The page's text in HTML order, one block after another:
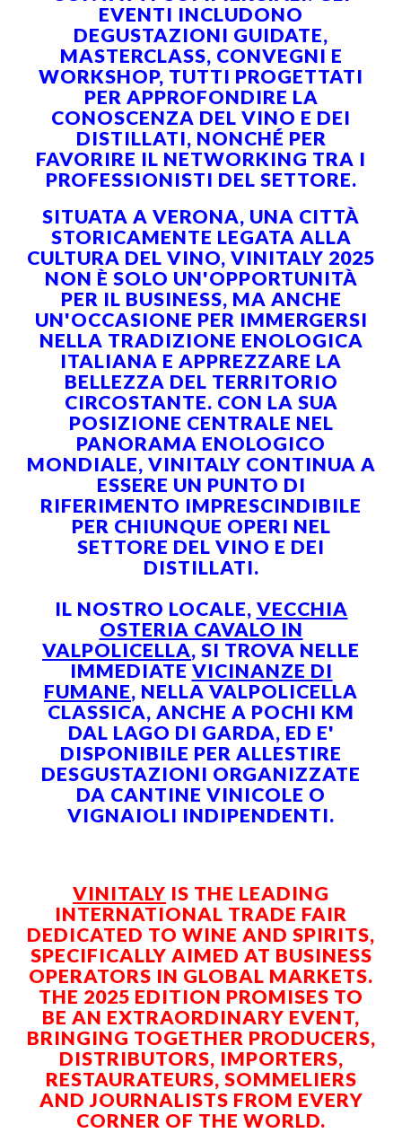
EVENTI INCLUDONO
DEGUSTAZIONI GUIDATE,
MASTERCLASS, CONVEGNI E
WORKSHOP, TUTTI PROGETTATI
PER APPROFONDIRE LA
CONOSCENZA DEL VINO E DEI
DISTILLATI, NONCHÉ PER
FAVORIRE IL NETWORKING TRA I
PROFESSIONISTI DEL SETTORE.
SITUATA A VERONA, UNA CITTÀ
STORICAMENTE LEGATA ALLA
CULTURA DEL VINO, VINITALY 2025
NON È SOLO UN'OPPORTUNITÀ
PER IL BUSINESS, MA ANCHE
UN'OCCASIONE PER IMMERGERSI
NELLA TRADIZIONE ENOLOGICA
ITALIANA E APPREZZARE LA
BELLEZZA DEL TERRITORIO
CIRCOSTANTE. CON LA SUA
POSIZIONE CENTRALE NEL
PANORAMA ENOLOGICO
MONDIALE, VINITALY CONTINUA A
ESSERE UN PUNTO DI
RIFERIMENTO IMPRESCINDIBILE
PER CHIUNQUE OPERI NEL
SETTORE DEL VINO E DEI
DISTILLATI.
IL NOSTRO LOCALE, VECCHIA
OSTERIA CAVALO IN
VALPOLICELLA, SI TROVA NELLE
IMMEDIATE VICINANZE DI
FUMANE, NELLA VALPOLICELLA
CLASSICA, ANCHE A POCHI KM
DAL LAGO DI GARDA, ED E'
DISPONIBILE PER ALLESTIRE
DESGUSTAZIONI ORGANIZZATE
DA CANTINE VINICOLE O
VIGNAIOLI INDIPENDENTI.
VINITALY IS THE LEADING
INTERNATIONAL TRADE FAIR
DEDICATED TO WINE AND SPIRITS,
SPECIFICALLY AIMED AT BUSINESS
OPERATORS IN GLOBAL MARKETS.
THE 2025 EDITION PROMISES TO
BE AN EXTRAORDINARY EVENT,
BRINGING TOGETHER PRODUCERS,
DISTRIBUTORS, IMPORTERS,
RESTAURATEURS, SOMMELIERS
AND JOURNALISTS FROM EVERY
CORNER OF THE WORLD.